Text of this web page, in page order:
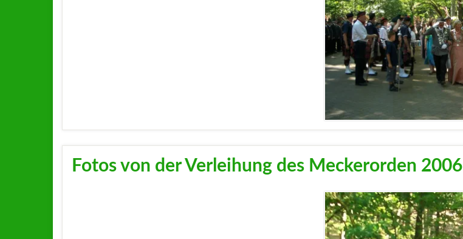
Fotos von der Verleihung des Meckerorden 2006